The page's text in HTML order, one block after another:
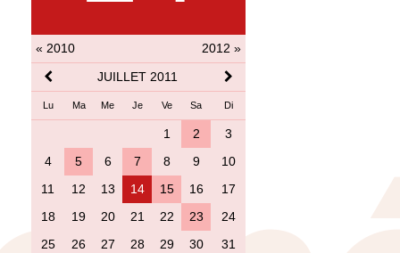
« 2010
2012 »
JUILLET 2011
Lu Ma Me Je Ve Sa Di
1 2
3
4
5 6 7 8 9
10
11
12 13 14 15 16
17
18
19 20 21 22 23
24
25
26 27 28 29 30 31